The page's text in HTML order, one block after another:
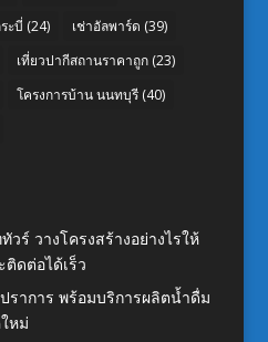
ะบี่ (24) เช่าอัลพาร์ด (39)
เที่ยวปากีสถานราคาถูก(23)
โครงการบ้าน นนทบุรี(40)
ร์ วางโครงสร้างอย่างไรให้
ดต่อได้เร็ว
ราการ พร้อมบริการผลิตน้ำดื่ม
หม่